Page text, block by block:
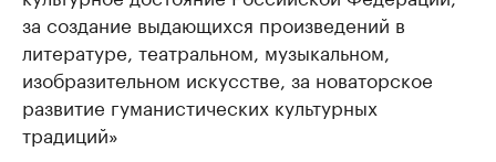
за создание выдающихся произведений в
литературе, театральном, музыкальном,
изобразительном искусстве, за новаторское
развитие гуманистических культурных
традиций»